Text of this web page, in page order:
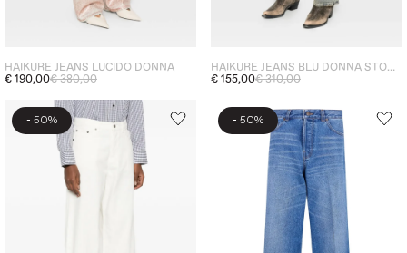
HAIKURE JEANS LUCIDO DONNA
€ 190,00€ 380,00
HAIKURE JEANS BLU DONNA STONEWASHED
€ 155,00€ 310,00
- 50% - 50%